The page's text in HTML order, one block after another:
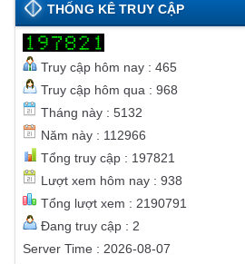
THỐNG KÊ TRUY CẬP
Truy cập hôm nay : 465
Truy cập hôm qua : 968
Tháng này : 5132
Năm này : 112966
Tổng truy cập : 197821
Lượt xem hôm nay : 938
Tổng lượt xem : 2190791
Đang truy cập : 2
Server Time : 2026-08-07